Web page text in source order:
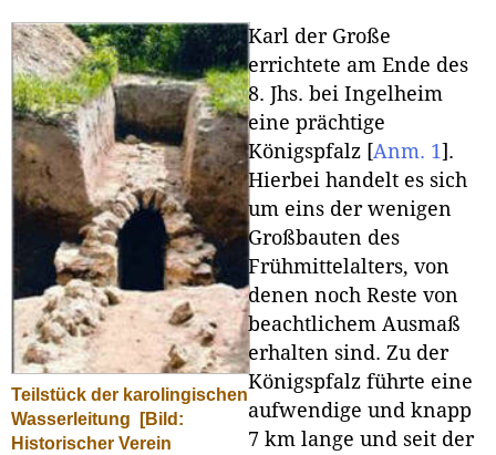
Teilstück der karolingischen
Wasserleitung
[Bild:
Historischer Verein
Karl der Große
errichtete am Ende des
8. Jhs. bei Ingelheim
eine prächtige
Königspfalz [Anm. 1] .
Hierbei handelt es sich
um eins der wenigen
Großbauten des
Frühmittelalters, von
denen noch Reste von
beachtlichem Ausmaß
erhalten sind. Zu der
Königspfalz führte eine
aufwendige und knapp
7 km lange und seit der